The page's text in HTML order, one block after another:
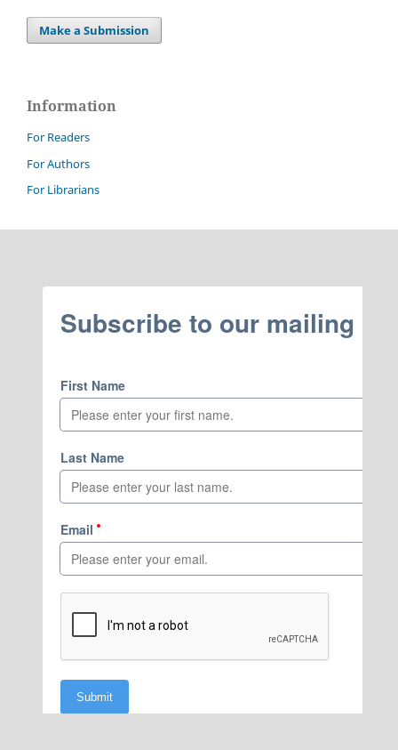
Make a Submission
Information
For Readers
For Authors
For Librarians